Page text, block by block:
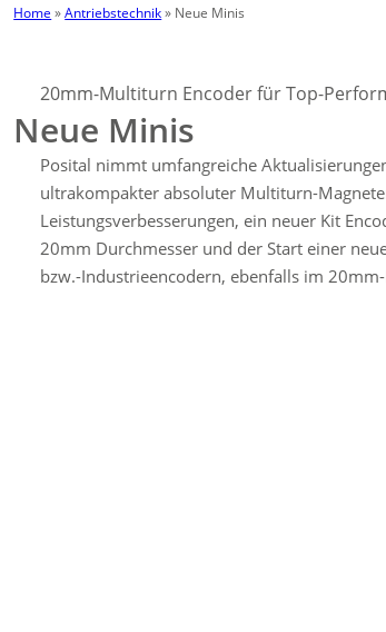
Home »Antriebstechnik» Neue Minis
20mm-Multiturn Encoder für Top-
Neue Minis
Posital nimmt umfangreiche
ultrakompakter absoluter Multiturn-
Leistungsverbesserungen, ein neuer Kit
20mm Durchmesser und der Start einer
bzw.-Industrieencodern, ebenfalls im